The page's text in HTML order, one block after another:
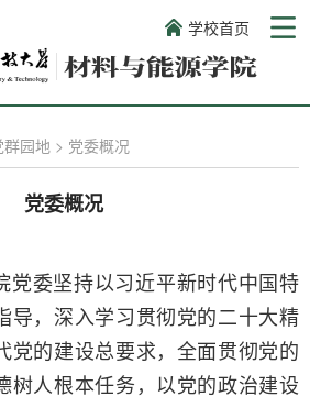
学校首页
群园地 > 党委概况
党委概况
党委坚持以习近平新时代中国特
导，深入学习贯彻党的二十大精
党的建设总要求，全面贯彻党的
树人根本任务，以党的政治建设